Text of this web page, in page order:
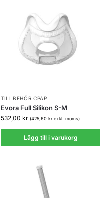
TILLBEHÖR CPAP
Evora Full Silikon S-M
532,00 kr (425,60 krexkl. moms)
Lägg till i varukorg